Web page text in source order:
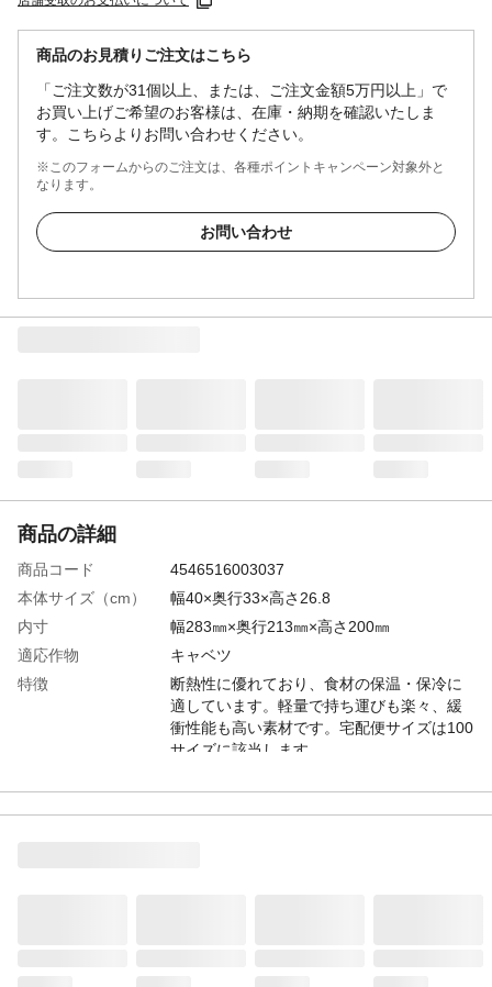
商品のお見積りご注文はこちら
「ご注文数が31個以上、または、ご注文金額5万円以上」で
お買い上げご希望のお客様は、在庫・納期を確認いたしま
す。こちらよりお問い合わせください。
※このフォームからのご注文は、各種ポイントキャンペーン対象外と
なります。
お問い合わせ
商品の詳細
商品コード
4546516003037
本体サイズ（cm）
幅40×奥行33×高さ26.8
内寸
幅283㎜×奥行213㎜×高さ200㎜
適応作物
キャベツ
特徴
断熱性に優れており、食材の保温・保冷に
適しています。軽量で持ち運びも楽々、緩
衝性能も高い素材です。宅配便サイズは100
サイズに該当します。